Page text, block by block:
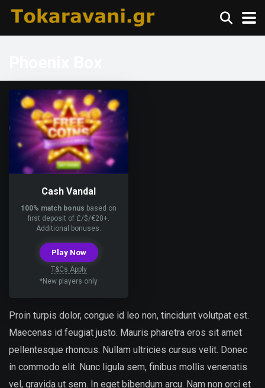
Cash Vandal
100% match bonus based on
first deposit of £/$/€20+.
Additional bonuses.
Play Now
T&Cs Apply
*New players only
Proin turpis dolor, congue id leo non, tincidunt volutpat est.
Maecenas id feugiat justo. Mauris pharetra eros sit amet
pellentesque rhoncus. Nullam ultricies cursus velit. Donec
in commodo elit. Nunc ligula sem, finibus mollis venenatis
vel, gravida ut sem. In eget bibendum arcu. Nam non orci et